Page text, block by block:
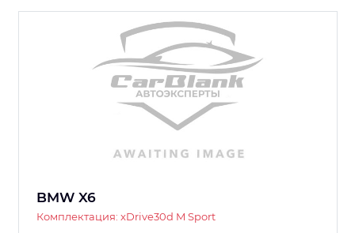
BMW X6
Комплектация: xDrive30d M Sport